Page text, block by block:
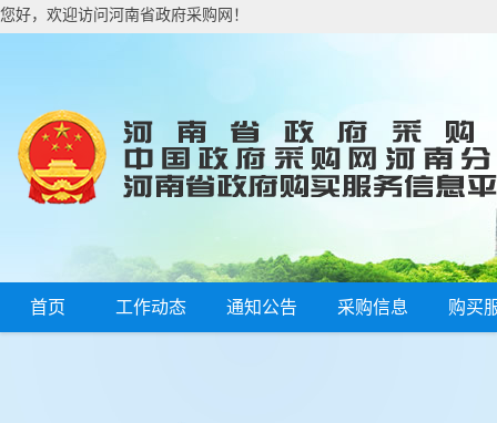
您好，欢迎访问河南省政府采购网！
首页 工作动态 通知公告 采购信息 购买